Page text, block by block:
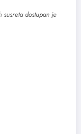
susreta dostupan je